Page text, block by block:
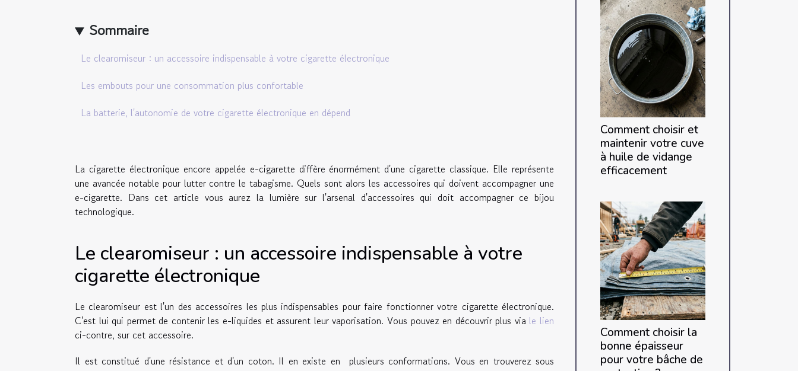
Sommaire
Le clearomiseur : un accessoire indispensable à votre cigarette électronique
Les embouts pour une consommation plus confortable
La batterie, l'autonomie de votre cigarette électronique en dépend
La cigarette électronique encore appelée e-cigarette diffère énormément d'une cigarette classique. Elle représente
une avancée notable pour lutter contre le tabagisme. Quels sont alors les accessoires qui doivent accompagner une
e-cigarette. Dans cet article vous aurez la lumière sur l'arsenal d'accessoires qui doit accompagner ce bijou
technologique.
Le clearomiseur : un accessoire indispensable à votre
cigarette électronique
Le clearomiseur est l'un des accessoires les plus indispensables pour faire fonctionner votre cigarette électronique.
C'est lui qui permet de contenir les e-liquides et assurent leur vaporisation. Vous pouvez en découvrir plus via le lien
ci-contre, sur cet accessoire.
Il est constitué d'une résistance et d'un coton. Il en existe en plusieurs conformations. Vous en trouverez sous
Comment choisir et
maintenir votre cuve
à huile de vidange
efficacement
Comment choisir la
bonne épaisseur
pour votre bâche de